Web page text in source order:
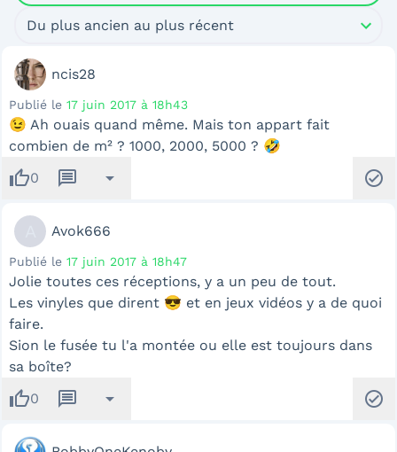
Du plus ancien au plus récent
ncis28
Publié le 17 juin 2017 à 18h43
😉 Ah ouais quand même. Mais ton appart fait
combien de m² ? 1000, 2000, 5000 ? 🤣
thumb_up0 message arrow_drop_down check_circle
Avok666
Publié le 17 juin 2017 à 18h47
Jolie toutes ces réceptions, y a un peu de tout.
Les vinyles que dirent 😎 et en jeux vidéos y a de quoi
faire.
Sion le fusée tu l'a montée ou elle est toujours dans
sa boîte?
thumb_up0 message arrow_drop_down check_circle